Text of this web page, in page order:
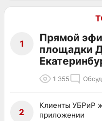
1
Прямой
площадки
1 355
2
Клиенты УБРиР
приложении